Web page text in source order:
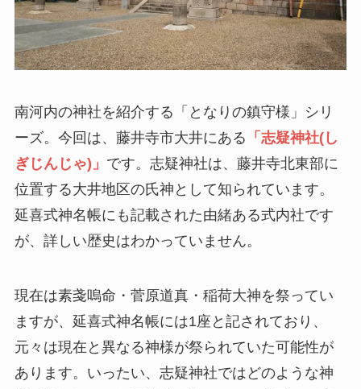
南河内の神社を紹介する「となりの鎮守様」シリ
ーズ。今回は、藤井寺市大井にある 「志疑神社(し
ぎじんじゃ)」 です。志疑神社は、藤井寺北東部に
位置する大井地区の氏神として知られています。
延喜式神名帳にも記載された由緒ある式内社です
が、詳しい歴史はわかっていません。
現在は素戔嗚命・菅原道真・稲荷大神を祭ってい
ますが、延喜式神名帳には1座と記されており、
元々は現在と異なる神様が祭られていた可能性が
あります。いったい、志疑神社ではどのような神